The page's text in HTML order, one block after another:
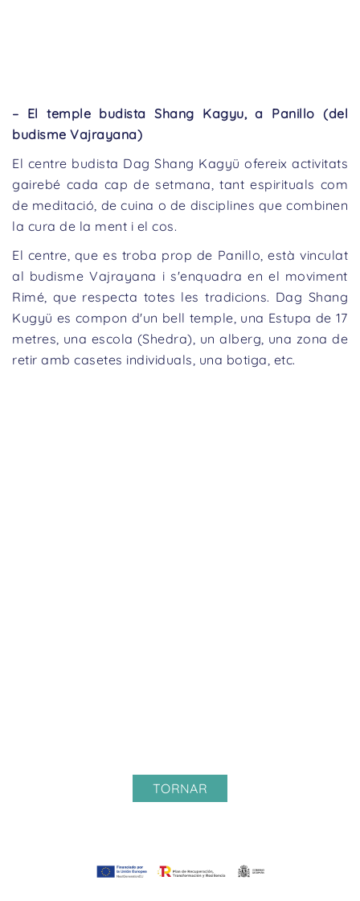
– El temple budista Shang Kagyu, a Panillo (del
budisme Vajrayana)
El centre budista Dag Shang Kagyü ofereix activitats
gairebé cada cap de setmana, tant espirituals com
de meditació, de cuina o de disciplines que combinen
la cura de la ment i el cos.
El centre, que es troba prop de Panillo, està vinculat
al budisme Vajrayana i s'enquadra en el moviment
Rimé, que respecta totes les tradicions. Dag Shang
Kugyü es compon d'un bell temple, una Estupa de 17
metres, una escola (Shedra), un alberg, una zona de
retir amb casetes individuals, una botiga, etc.
TORNAR